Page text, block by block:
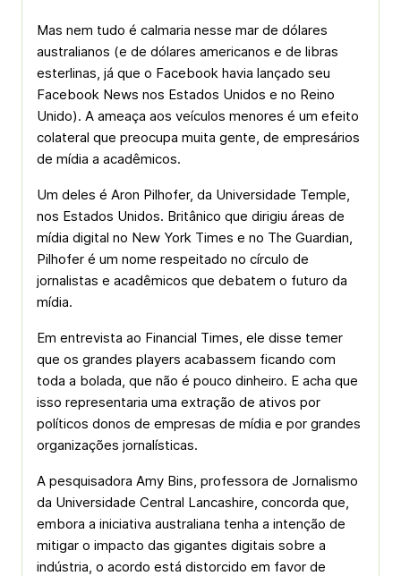
Mas nem tudo é calmaria nesse mar de dólares
australianos (e de dólares americanos e de libras
esterlinas, já que o Facebook havia lançado seu
Facebook News nos Estados Unidos e no Reino
Unido). A ameaça aos veículos menores é um efeito
colateral que preocupa muita gente, de empresários
de mídia a acadêmicos.
Um deles é Aron Pilhofer, da Universidade Temple,
nos Estados Unidos. Britânico que dirigiu áreas de
mídia digital no New York Times e no The Guardian,
Pilhofer é um nome respeitado no círculo de
jornalistas e acadêmicos que debatem o futuro da
mídia.
Em entrevista ao Financial Times, ele disse temer
que os grandes players acabassem ficando com
toda a bolada, que não é pouco dinheiro. E acha que
isso representaria uma extração de ativos por
políticos donos de empresas de mídia e por grandes
organizações jornalísticas.
A pesquisadora Amy Bins, professora de Jornalismo
da Universidade Central Lancashire, concorda que,
embora a iniciativa australiana tenha a intenção de
mitigar o impacto das gigantes digitais sobre a
indústria, o acordo está distorcido em favor de